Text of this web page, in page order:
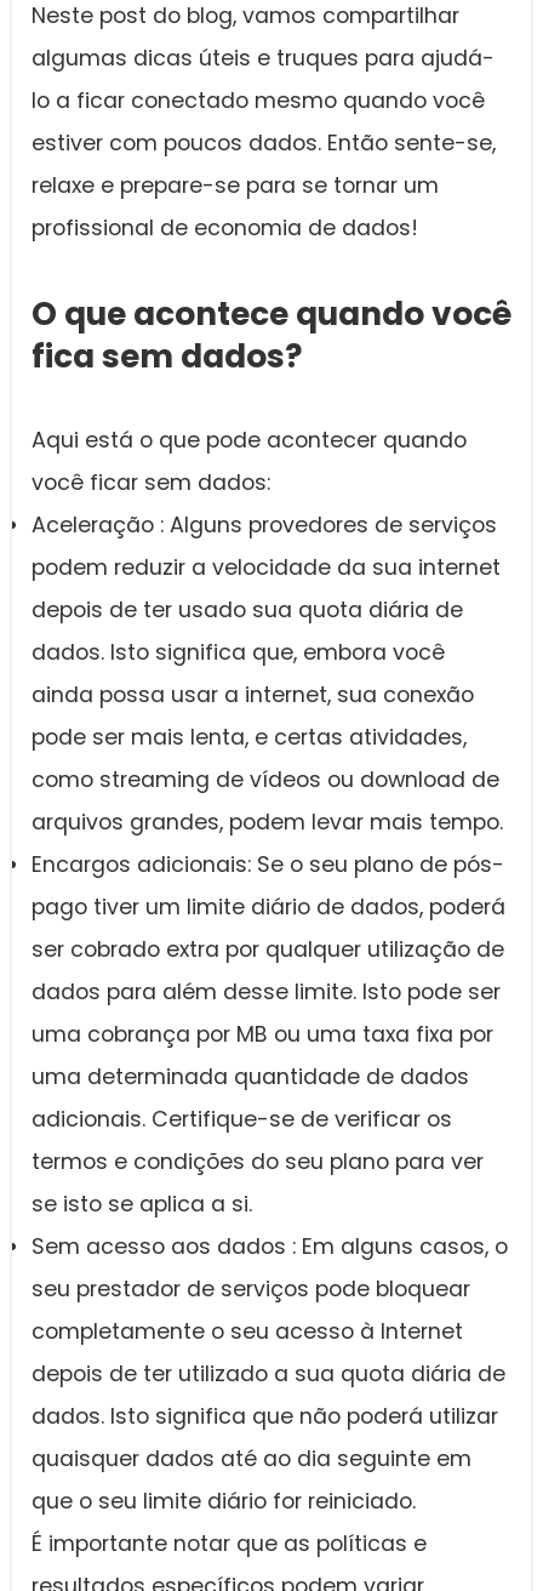
Neste post do blog, vamos compartilhar
algumas dicas úteis e truques para ajudá-
lo a ficar conectado mesmo quando você
estiver com poucos dados. Então sente-se,
relaxe e prepare-se para se tornar um
profissional de economia de dados!
O que acontece quando você
fica sem dados?
Aqui está o que pode acontecer quando
você ficar sem dados:
Aceleração : Alguns provedores de serviços
podem reduzir a velocidade da sua internet
depois de ter usado sua quota diária de
dados. Isto significa que, embora você
ainda possa usar a internet, sua conexão
pode ser mais lenta, e certas atividades,
como streaming de vídeos ou download de
arquivos grandes, podem levar mais tempo.
Encargos adicionais: Se o seu plano de pós-
pago tiver um limite diário de dados, poderá
ser cobrado extra por qualquer utilização de
dados para além desse limite. Isto pode ser
uma cobrança por MB ou uma taxa fixa por
uma determinada quantidade de dados
adicionais. Certifique-se de verificar os
termos e condições do seu plano para ver
se isto se aplica a si.
Sem acesso aos dados : Em alguns casos, o
seu prestador de serviços pode bloquear
completamente o seu acesso à Internet
depois de ter utilizado a sua quota diária de
dados. Isto significa que não poderá utilizar
quaisquer dados até ao dia seguinte em
que o seu limite diário for reiniciado.
É importante notar que as políticas e